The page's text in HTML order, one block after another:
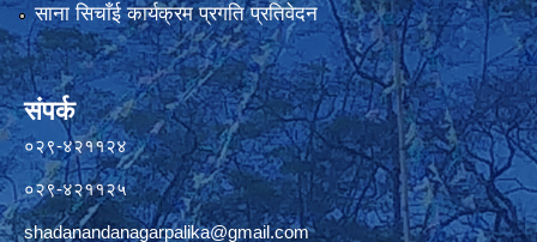
साना सिचाँई कार्यक्रम प्रगति प्रतिवेदन
संपर्क
०२९-४२११२४
०२९-४२११२५
shadanandanagarpalika@gmail.com